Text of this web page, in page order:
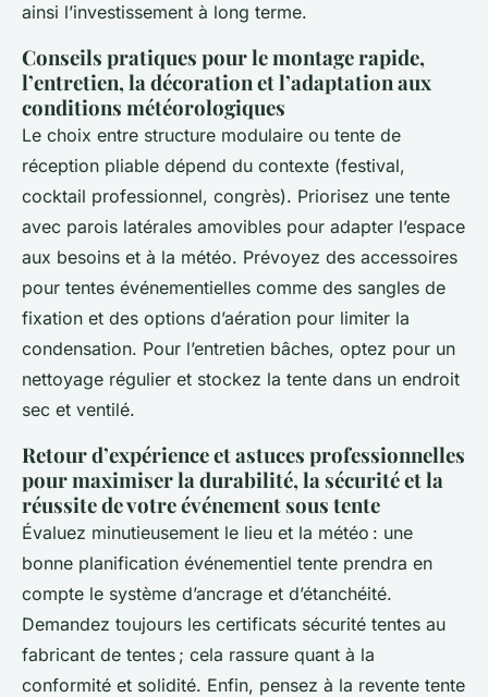
ainsi l’investissement à long terme.
Conseils pratiques pour le montage rapide,
l’entretien, la décoration et l’adaptation aux
conditions météorologiques
Le choix entre structure modulaire ou tente de
réception pliable dépend du contexte (festival,
cocktail professionnel, congrès). Priorisez une tente
avec parois latérales amovibles pour adapter l’espace
aux besoins et à la météo. Prévoyez des accessoires
pour tentes événementielles comme des sangles de
fixation et des options d’aération pour limiter la
condensation. Pour l’entretien bâches, optez pour un
nettoyage régulier et stockez la tente dans un endroit
sec et ventilé.
Retour d’expérience et astuces professionnelles
pour maximiser la durabilité, la sécurité et la
réussite de votre événement sous tente
Évaluez minutieusement le lieu et la météo : une
bonne planification événementiel tente prendra en
compte le système d’ancrage et d’étanchéité.
Demandez toujours les certificats sécurité tentes au
fabricant de tentes ; cela rassure quant à la
conformité et solidité. Enfin, pensez à la revente tente